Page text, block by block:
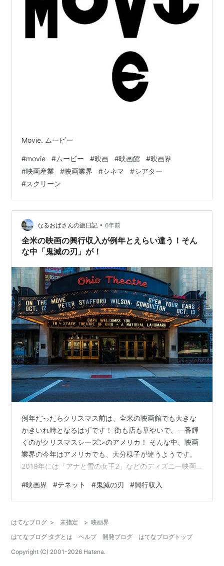
Movie. ムービー
#movie #ムービー #映画 #映画館 #映画界
#映画産業 #映画業界 #シネマ #シアター
#スクリーン
なるおばさんの旅日記 • 6年前
全米の映画の興行収入が例年とえらい違う！そん
な中「鬼滅の刃」が！
例年だったらクリスマス前は、全米の映画館でも大きな
かきいれ時となるはずです！ 街も店も華やいで、一番輝
くのがクリスマスシーズンのアメリカ！ そんな中、映画
業界の今年はアメリカでも、大分様子が違うようです。
2019年には「アナと雪の女王2」などのディズニー映画
ンタスティックビースト」などなど大作が出そろってい
ましたね。 この時期は、そろそろ翌年の「アカデミー
っぱりコロナ渦のアメリカでは、今年は映画がほとんど
上映されないという事態もあり、例年と比べると恐ろし
いほど興行成績が下がっています。 ↑…
#映画界 #テネット #鬼滅の刃 #興行収入
はてなブログ > 未指定 > 映画界
はてなブログ タグとは
ヘルプ 開発ブログ
はてなブログトップ
Copyright (C) 2001-2026 Hatena.